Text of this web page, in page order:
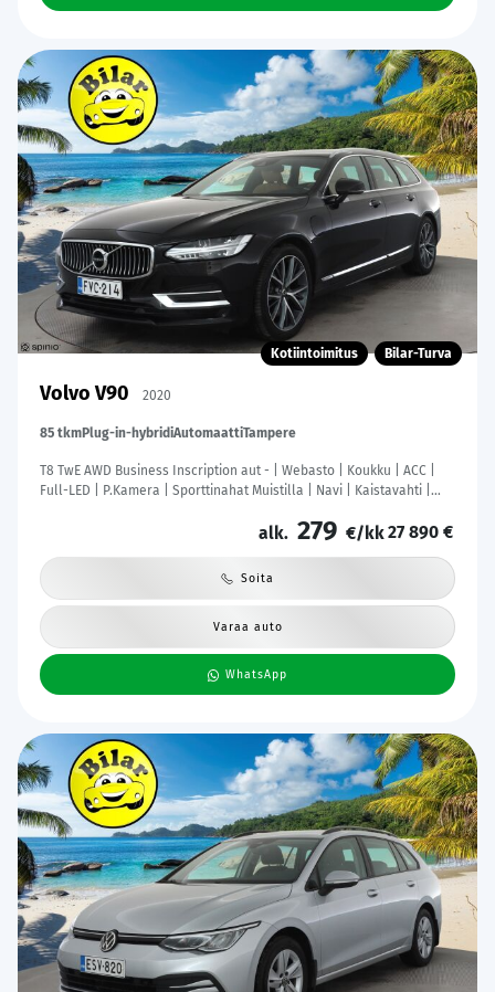
Kotiintoimitus Bilar-Turva
Volvo V90 2020
85 tkmPlug-in-hybridiAutomaattiTampere
T8 TwE AWD Business Inscription aut - | Webasto | Koukku | ACC |
Full-LED | P.Kamera | Sporttinahat Muistilla | Navi | Kaistavahti |
alk. 279 €/kk27 890 €
Soita
Varaa auto
WhatsApp